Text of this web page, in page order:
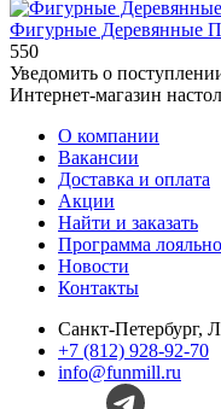
Фигурные Деревянные
550
Уведомить о
Интернет-магазин
О компании
Вакансии
Доставка и оплата
Акции
Найти и заказать
Программа
Новости
Контакты
Санкт-Петербург,
+7 (812) 928-92-70
info@funmill.ru